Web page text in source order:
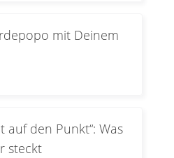
mit Deinem
auf den Punkt“: Was
steckt